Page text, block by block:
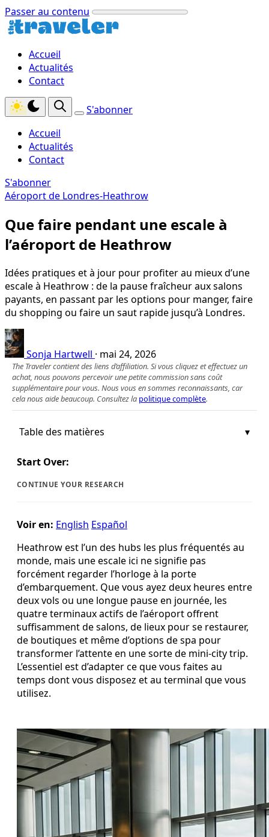
Passer au contenu
Accueil
Actualités
Contact
S'abonner
Accueil
Actualités
Contact
S'abonner
Aéroport de Londres-Heathrow
Que faire pendant une escale à
l’aéroport de Heathrow
Idées pratiques et à jour pour profiter au mieux d’une
escale à Heathrow : de la pause fraîcheur aux salons
payants, en passant par les options pour manger, faire
du shopping ou faire un saut rapide jusqu’à Londres.
Sonja Hartwell · mai 24, 2026
The Traveler contient des liens d’affiliation. Si vous cliquez et effectuez un
achat, nous pouvons percevoir une petite commission sans coût
supplémentaire pour vous. Nous vous en sommes reconnaissants, car
cela nous aide beaucoup. Consultez la politique complète.
Table des matières
Start Over:
CONTINUE YOUR RESEARCH
Voir en: English Español
Heathrow est l’un des hubs les plus fréquentés au
monde, mais une escale ici ne signifie pas
forcément regarder l’horloge à la porte
d’embarquement. Que vous ayez deux heures entre
deux vols ou une longue pause en journée, les
quatre terminaux actifs de l’aéroport offrent
suffisamment de salons, de lieux pour se restaurer,
de boutiques et même d’options de spa pour
transformer l’attente en une sorte de mini‑city trip.
L’essentiel est d’adapter ce que vous faites au
temps dont vous disposez et au terminal que vous
utilisez.